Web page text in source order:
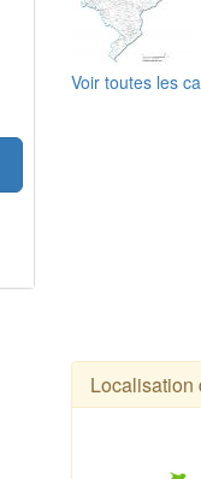
Voir toutes les
Localisation